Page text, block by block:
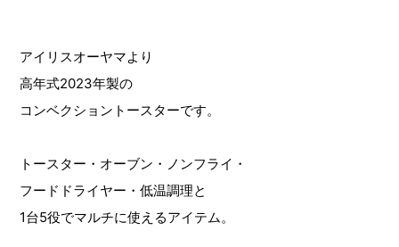
アイリスオーヤマより
高年式2023年製の
コンベクショントースターです。
トースター・オーブン・ノンフライ・
フードドライヤー・低温調理と
1台5役でマルチに使えるアイテム。